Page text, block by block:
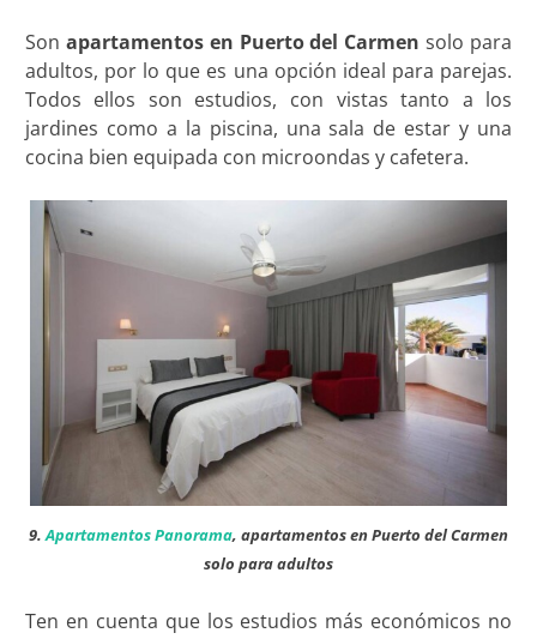
Son apartamentos en Puerto del Carmen solo para
adultos, por lo que es una opción ideal para parejas.
Todos ellos son estudios, con vistas tanto a los
jardines como a la piscina, una sala de estar y una
cocina bien equipada con microondas y cafetera.
9.Apartamentos Panorama, apartamentos en Puerto del Carmen
solo para adultos
Ten en cuenta que los estudios más económicos no